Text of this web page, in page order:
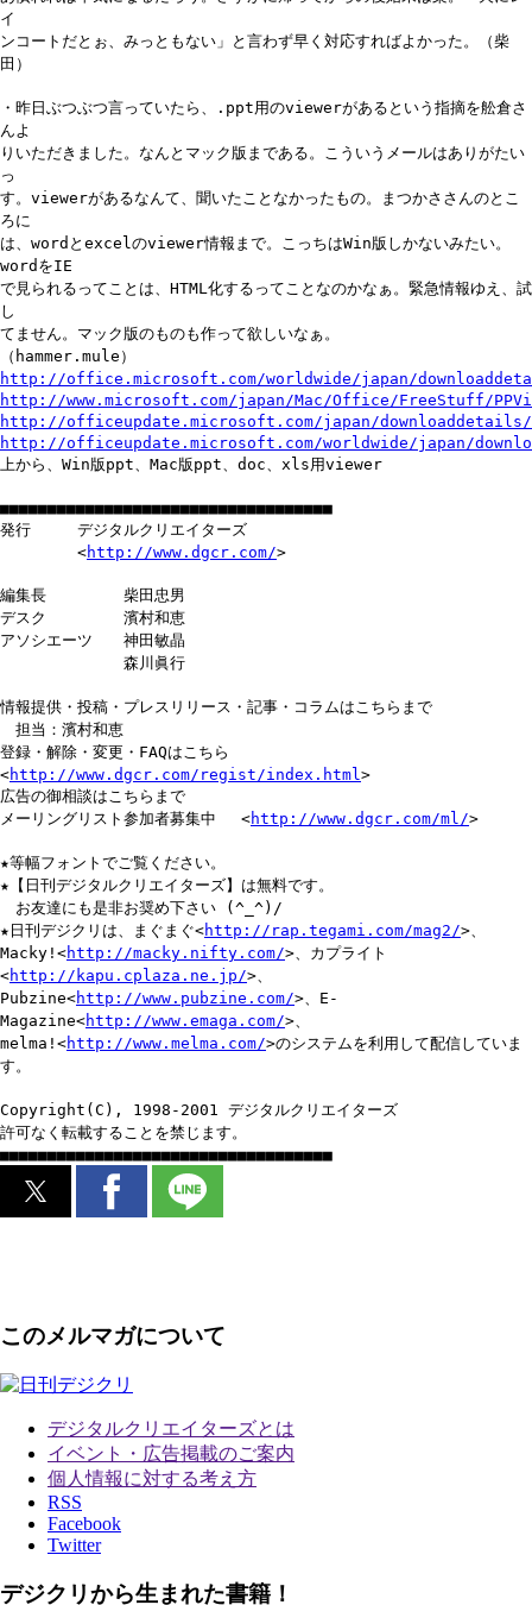
イ
ンコートだとぉ、みっともない」と言わず早く対応すればよかった。（柴
田）
・昨日ぶつぶつ言っていたら、.ppt用のviewerがあるという指摘を舩倉さ
んよ
りいただきました。なんとマック版まである。こういうメールはありがたい
っ
す。viewerがあるなんて、聞いたことなかったもの。まつかささんのとこ
ろに
は、wordとexcelのviewer情報まで。こっちはWin版しかないみたい。
wordをIE
で見られるってことは、HTML化するってことなのかなぁ。緊急情報ゆえ、試
し
てません。マック版のものも作って欲しいなぁ。
（hammer.mule）
http://office.microsoft.com/worldwide/japan/
http://www.microsoft.com/japan/Mac/Office/FreeStuff/
http://officeupdate.microsoft.com/japan/downloaddetails/
http://officeupdate.microsoft.com/worldwide/japan/
上から、Win版ppt、Mac版ppt、doc、xls用viewer
■■■■■■■■■■■■■■■■■■■■■■■■■■■■■■■■■■■
発行 デジタルクリエイターズ
<http://www.dgcr.com/>
編集長 柴田忠男
デスク 濱村和恵
アソシエーツ 神田敏晶
森川眞行
情報提供・投稿・プレスリリース・記事・コラムはこちらまで
担当：濱村和恵
登録・解除・変更・FAQはこちら
<http://www.dgcr.com/regist/index.html >
広告の御相談はこちらまで
メーリングリスト参加者募集中 <http://www.dgcr.com/ml/>
★等幅フォントでご覧ください。
★【日刊デジタルクリエイターズ】は無料です。
お友達にも是非お奨め下さい (^_^)/
★日刊デジクリは、まぐまぐ<http://rap.tegami.com/mag2/>、
Macky!<http://macky.nifty.com/>、カプライト
<http://kapu.cplaza.ne.jp/>、
Pubzine<http://www.pubzine.com/>、E-
Magazine<http://www.emaga.com/>、
melma!<http://www.melma.com/>のシステムを利用して配信していま
す。
Copyright(C), 1998-2001 デジタルクリエイターズ
許可なく転載することを禁じます。
■■■■■■■■■■■■■■■■■■■■■■■■■■■■■■■■■■■
このメルマガについて
デジタルクリエイターズとは
イベント・広告掲載のご案内
個人情報に対する考え方
RSS
Facebook
Twitter
デジクリから生まれた書籍！